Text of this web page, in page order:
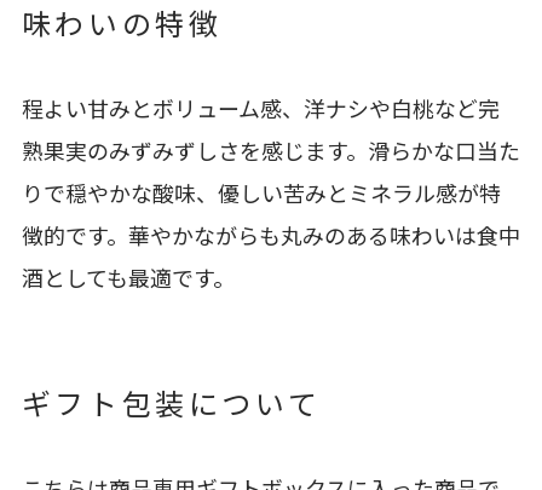
味わいの特徴
程よい甘みとボリューム感、洋ナシや白桃など完
熟果実のみずみずしさを感じます。滑らかな口当た
りで穏やかな酸味、優しい苦みとミネラル感が特
徴的です。華やかながらも丸みのある味わいは食中
酒としても最適です。
ギフト包装について